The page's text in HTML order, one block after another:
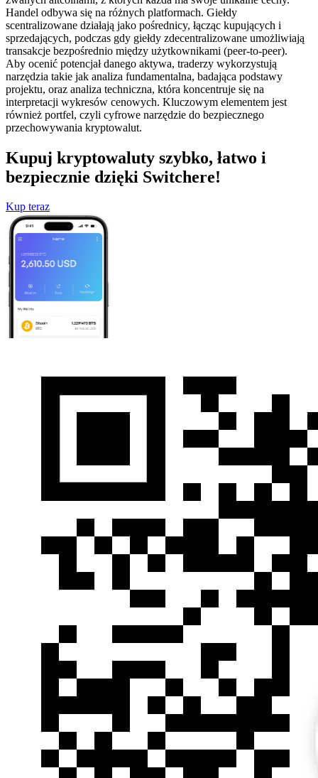
Handel odbywa się na różnych platformach. Giełdy
scentralizowane działają jako pośrednicy, łącząc kupujących i
sprzedających, podczas gdy giełdy zdecentralizowane umożliwiają
transakcje bezpośrednio między użytkownikami (peer-to-peer).
Aby ocenić potencjał danego aktywa, traderzy wykorzystują
narzędzia takie jak analiza fundamentalna, badająca podstawy
projektu, oraz analiza techniczna, która koncentruje się na
interpretacji wykresów cenowych. Kluczowym elementem jest
również portfel, czyli cyfrowe narzędzie do bezpiecznego
przechowywania kryptowalut.
Kupuj kryptowaluty szybko, łatwo i
bezpiecznie dzięki Switchere!
Kup teraz